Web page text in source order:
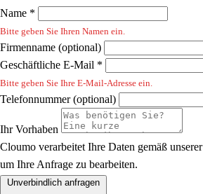
Name *
Bitte geben Sie Ihren Namen ein.
Firmenname (optional)
Geschäftliche E-Mail *
Bitte geben Sie Ihre E-Mail-Adresse ein.
Telefonnummer (optional)
Ihr Vorhaben
Cloumo verarbeitet Ihre Daten gemäß unserer
um Ihre Anfrage zu bearbeiten.